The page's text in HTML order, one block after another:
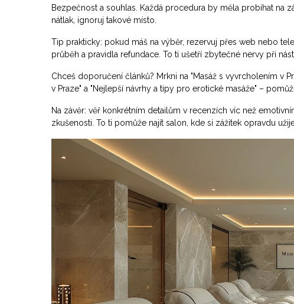
Bezpečnost a souhlas. Každá procedura by měla probíhat na
nátlak, ignoruj takové místo.
Tip prakticky: pokud máš na výběr, rezervuj přes web nebo
průběh a pravidla refundace. To ti ušetří zbytečné nervy při
Chceš doporučení článků? Mrkni na "Masáž s vyvrcholením v
v Praze" a "Nejlepší návrhy a tipy pro erotické masáže" –
Na závěr: věř konkrétním detailům v recenzích víc než
zkušenosti. To ti pomůže najít salon, kde si zážitek opravdu